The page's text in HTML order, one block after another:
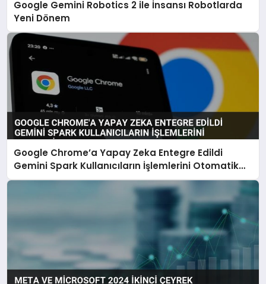
Google Gemini Robotics 2 ile İnsansı Robotlarda
Yeni Dönem
Google Chrome’a Yapay Zeka Entegre Edildi
Gemini Spark Kullanıcıların İşlemlerini Otomatik
Yapacak